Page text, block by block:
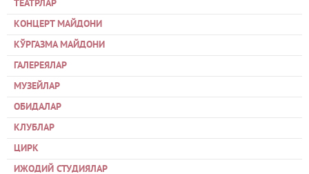
ТЕАТРЛАР
КОНЦЕРТ МАЙДОНИ
КЎРГАЗМА МАЙДОНИ
ГАЛЕРЕЯЛАР
МУЗЕЙЛАР
ОБИДАЛАР
КЛУБЛАР
ЦИРК
ИЖОДИЙ СТУДИЯЛАР